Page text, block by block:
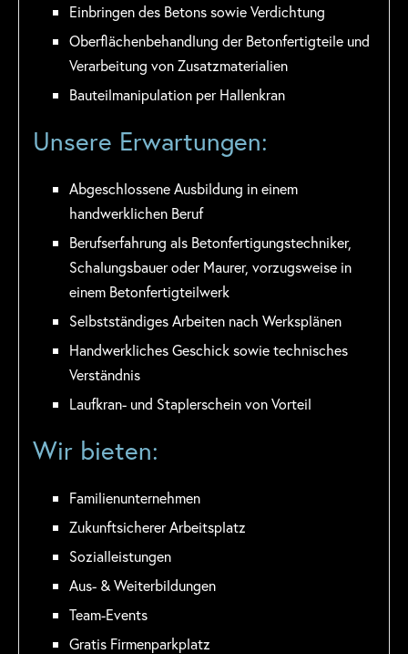
Einbringen des Betons sowie Verdichtung
Oberflächenbehandlung der Betonfertigteile und
Verarbeitung von Zusatzmaterialien
Bauteilmanipulation per Hallenkran
Unsere Erwartungen:
Abgeschlossene Ausbildung in einem
handwerklichen Beruf
Berufserfahrung als Betonfertigungstechniker,
Schalungsbauer oder Maurer, vorzugsweise in
einem Betonfertigteilwerk
Selbstständiges Arbeiten nach Werksplänen
Handwerkliches Geschick sowie technisches
Verständnis
Laufkran- und Staplerschein von Vorteil
Wir bieten:
Familienunternehmen
Zukunftsicherer Arbeitsplatz
Sozialleistungen
Aus- & Weiterbildungen
Team-Events
Gratis Firmenparkplatz